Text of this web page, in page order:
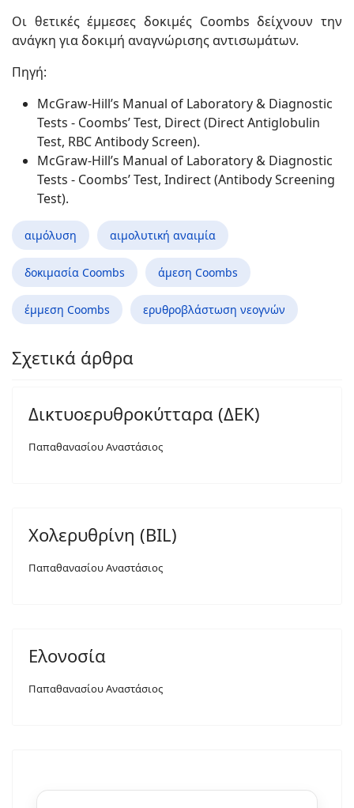
Οι θετικές έμμεσες δοκιμές Coombs δείχνουν την
ανάγκη για δοκιμή αναγνώρισης αντισωμάτων.
Πηγή:
McGraw-Hill’s Manual of Laboratory & Diagnostic
Tests - Coombs’ Test, Direct (Direct Antiglobulin
Test, RBC Antibody Screen).
McGraw-Hill’s Manual of Laboratory & Diagnostic
Tests - Coombs’ Test, Indirect (Antibody Screening
Test).
αιμόλυση αιμολυτική αναιμία
δοκιμασία Coombs άμεση Coombs
έμμεση Coombs ερυθροβλάστωση νεογνών
Σχετικά άρθρα
Δικτυοερυθροκύτταρα (ΔΕΚ)
Παπαθανασίου Αναστάσιος
Χολερυθρίνη (BIL)
Παπαθανασίου Αναστάσιος
Ελονοσία
Παπαθανασίου Αναστάσιος